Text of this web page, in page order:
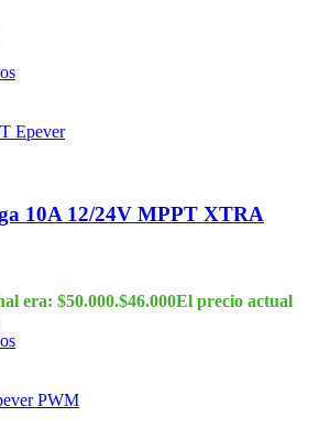
10A 12/24V MPPT XTRA
era: $50.000.$46.000El precio actual